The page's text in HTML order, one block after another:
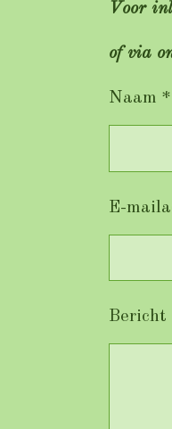
Voor
of via
Naam *
E-
Bericht